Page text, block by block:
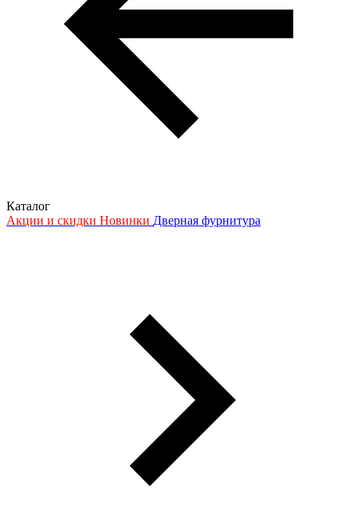
Каталог
Акции и скидки Новинки Дверная фурнитура